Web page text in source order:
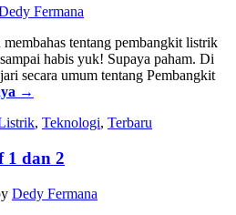
Fermana
tentang pembangkit listrik
habis yuk! Supaya paham. Di
secara umum tentang Pembangkit
→
, Teknologi, Terbaru
1 dan 2
Dedy Fermana